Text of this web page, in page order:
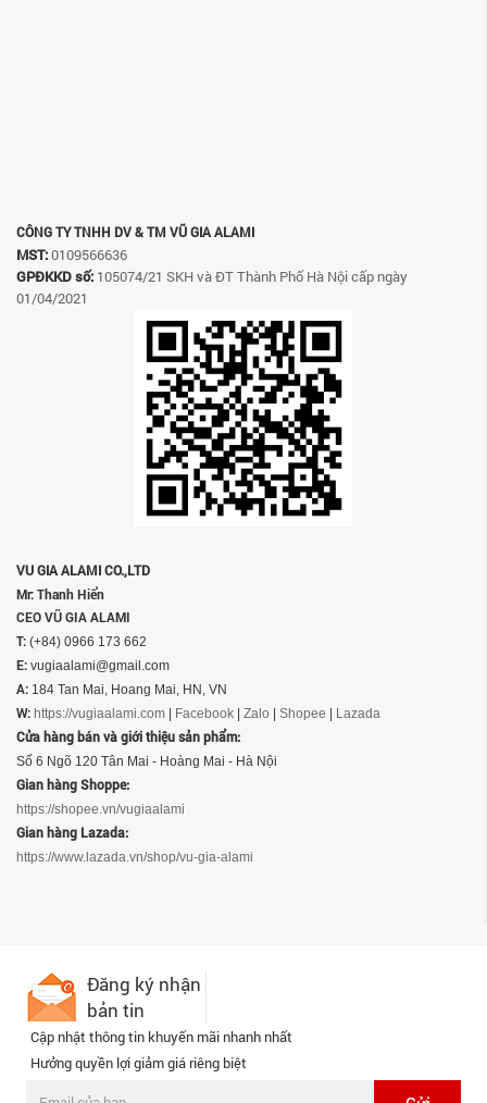
CÔNG TY TNHH DV & TM VŨ GIA ALAMI
MST:0109566636
GPĐKKD số: 105074/21 SKH và ĐT Thành Phố Hà Nội cấp ngày
01/04/2021
VU GIA ALAMI CO.,LTD
Mr: Thanh Hiển
CEO VŨ GIA ALAMI
T: (+84) 0966 173 662
E: vugiaalami@gmail.com
A: 184 Tan Mai, Hoang Mai, HN, VN
W: https://vugiaalami.com Facebook Zalo Shopee Lazada
Cửa hàng bán và giới thiệu sản phẩm:
Số 6 Ngõ 120 Tân Mai - Hoàng Mai - Hà Nội
Gian hàng Shoppe:
https://shopee.vn/vugiaalami
Gian hàng Lazada:
https://www.lazada.vn/shop/vu-gia-alami
Đăng ký nhận
bản tin
Cập nhật thông tin khuyến mãi nhanh nhất
Hưởng quyền lợi giảm giá riêng biệt